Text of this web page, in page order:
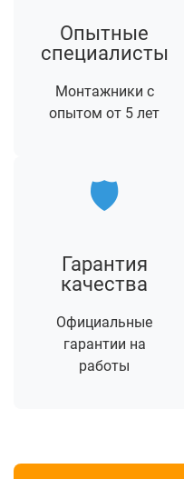
Опытные
специалисты
Монтажники с
опытом от 5 лет
🛡️
Гарантия
качества
Официальные
гарантии на
работы